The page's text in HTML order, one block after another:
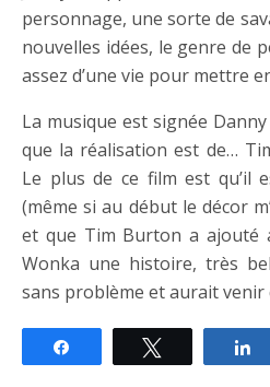
personnage, une sorte de
nouvelles idées, le genre de
assez d’une vie pour mettre
La musique est signée
que la réalisation est de…
Le plus de ce film est qu’il
(même si au début le décor
et que Tim Burton a ajouté
Wonka une histoire, très
sans problème et aurait venir